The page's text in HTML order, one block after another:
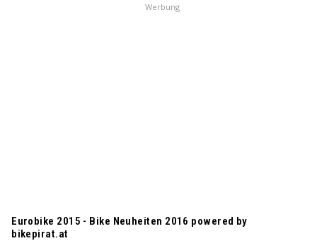
Werbung
Eurobike 2015 - Bike Neuheiten 2016 powered by
bikepirat.at